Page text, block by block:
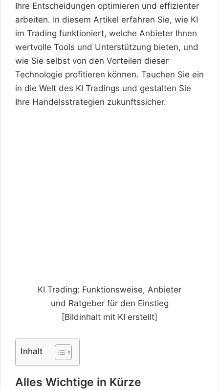
Ihre Entscheidungen optimieren und effizienter
arbeiten. In diesem Artikel erfahren Sie, wie KI
im Trading funktioniert, welche Anbieter Ihnen
wertvolle Tools und Unterstützung bieten, und
wie Sie selbst von den Vorteilen dieser
Technologie profitieren können. Tauchen Sie ein
in die Welt des KI Tradings und gestalten Sie
Ihre Handelsstrategien zukunftssicher.
KI Trading: Funktionsweise, Anbieter
und Ratgeber für den Einstieg
[Bildinhalt mit KI erstellt]
Inhalt
Alles Wichtige in Kürze